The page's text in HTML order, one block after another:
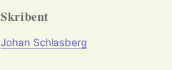
Skribent
Johan Schlasberg